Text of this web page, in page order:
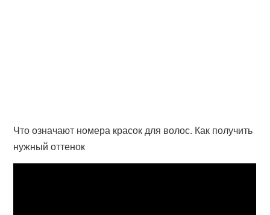
Что означают номера красок для волос. Как получить
нужный оттенок